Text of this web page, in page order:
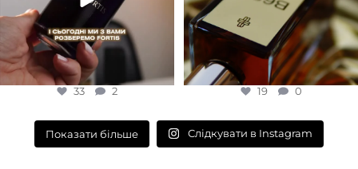
33 2 19 0
Показати більше Слідкувати в Instagram